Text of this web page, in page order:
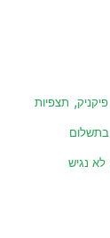
פיקניק, תצפיות
בתשלום
לא נגיש